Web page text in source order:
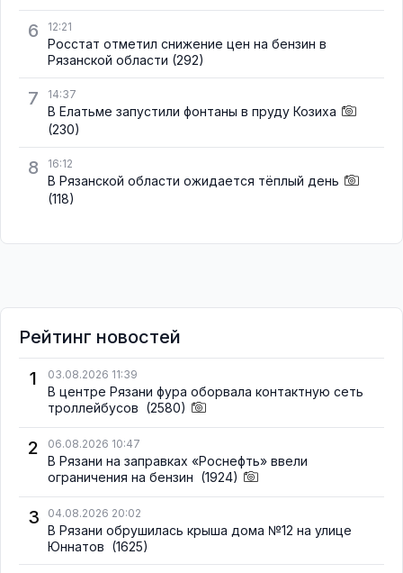
6 12:21
Росстат отметил снижение цен на бензин в
Рязанской области (292)
7 14:37
В Елатьме запустили фонтаны в пруду Козиха
(230)
8 16:12
В Рязанской области ожидается тёплый день
(118)
Рейтинг новостей
1
03.08.2026 11:39
В центре Рязани фура оборвала контактную сеть
троллейбусов (2580)
2 06.08.2026 10:47
В Рязани на заправках «Роснефть» ввели
ограничения на бензин (1924)
3 04.08.2026 20:02
В Рязани обрушилась крыша дома №12 на улице
Юннатов (1625)